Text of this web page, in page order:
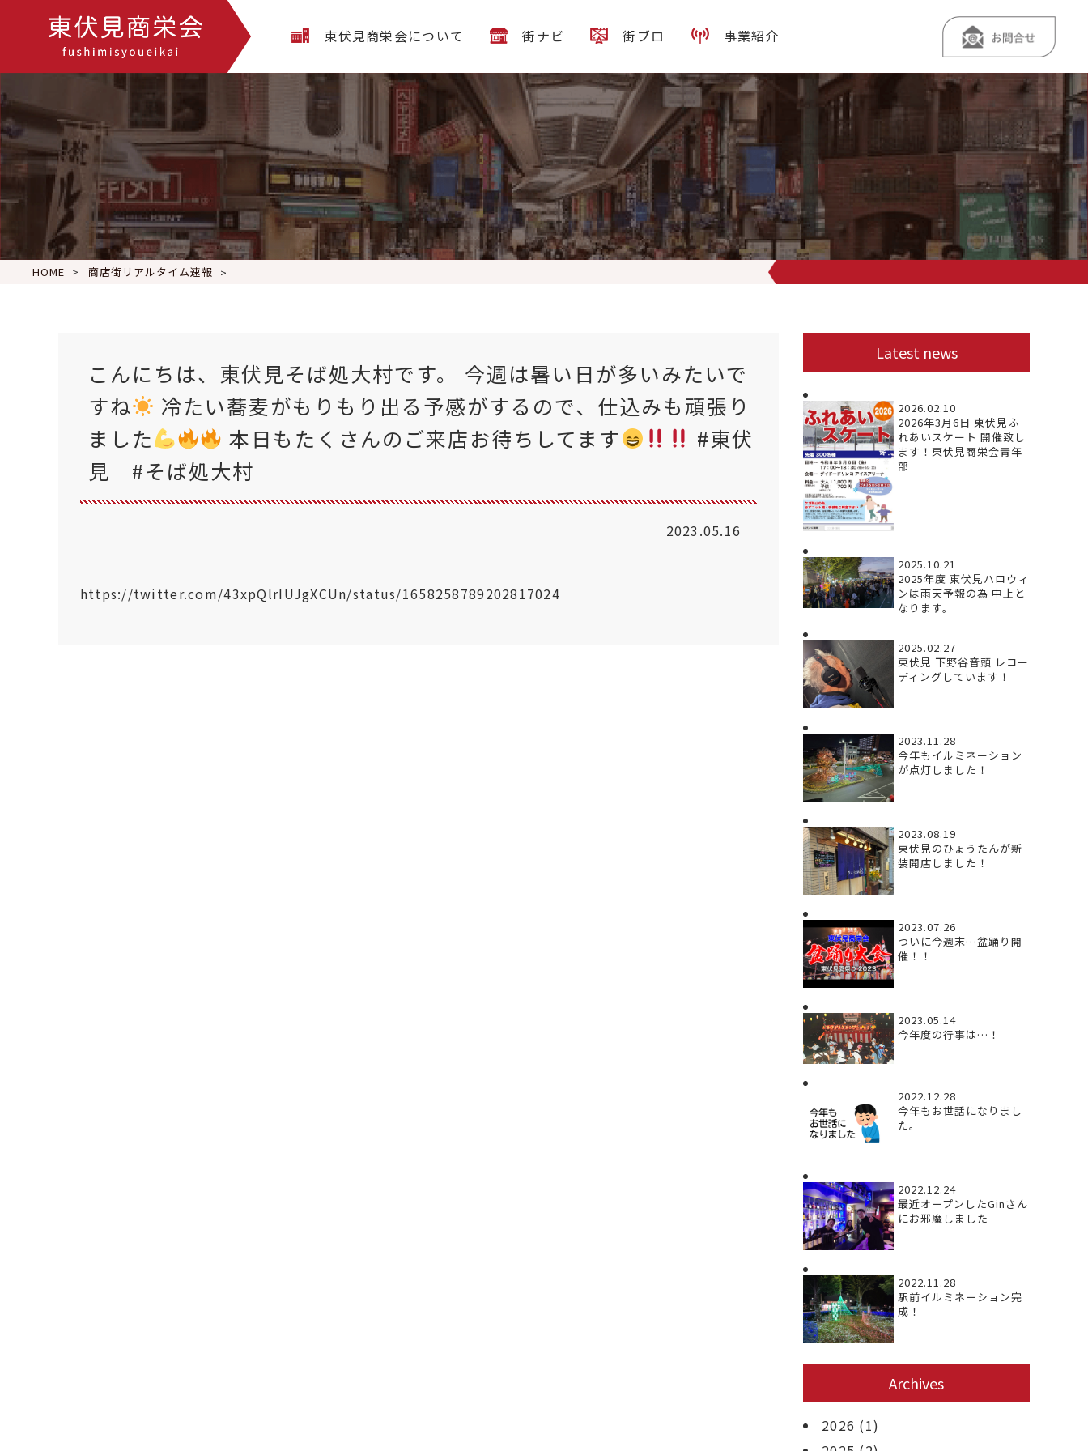
東伏見商栄会について 街ナビ 街ブロ 事業紹介
HOME 商店街リアルタイム速報 冷たい蕎麦がもりもり出る予感がするので、仕込みも頑張りました
こんにちは、東伏見そば処大村です。 今週は暑い日が多いみたいで
すね
冷たい蕎麦がもりもり出る予感がするので、仕込みも頑張り
ました
本日もたくさんのご来店お待ちしてます
#東伏
見 #そば処大村
2023.05.16
https://twitter.com/43xpQlrIUJgXCUn/status/1658258789202817024
Latest news
2026.02.10
2026年3月6日 東伏見ふ
れあいスケート 開催致し
ます！東伏見商栄会青年
部
2025.10.21
2025年度 東伏見ハロウィ
ンは雨天予報の為 中止と
なります。
2025.02.27
東伏見 下野谷音頭 レコー
ディングしています！
2023.11.28
今年もイルミネーション
が点灯しました！
2023.08.19
東伏見のひょうたんが新
装開店しました！
2023.07.26
ついに今週末…盆踊り開
催！！
2023.05.14
今年度の行事は…！
2022.12.28
今年もお世話になりまし
た。
2022.12.24
最近オープンしたGinさん
にお邪魔しました
2022.11.28
駅前イルミネーション完
成！
Archives
2026 (1)